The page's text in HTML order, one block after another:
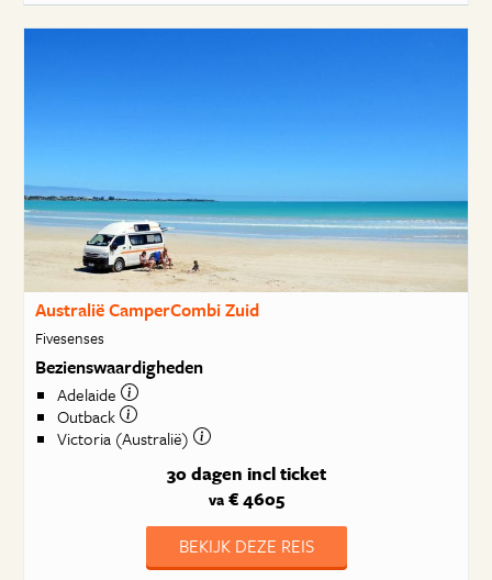
Australië CamperCombi Zuid
Fivesenses
Bezienswaardigheden
Adelaide
Outback
Victoria (Australië)
30 dagen incl ticket
va€ 4605
BEKIJK DEZE REIS